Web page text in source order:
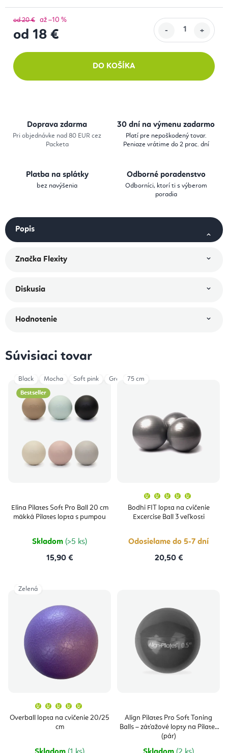
od 20 € až –10 %
od 18 €
DO KOŠÍKA
Doprava zdarma
Pri objednávke nad 80 EUR cez
Packeta
30 dní na výmenu zadarmo
Platí pre nepoškodený tovar.
Peniaze vrátime do 2 prac. dní
Platba na splátky
bez navýšenia
Odborné poradenstvo
Odborníci, ktorí ti s výberom
poradia
Popis
Značka Flexity
Diskusia
Hodnotenie
Súvisiaci tovar
Bestseller
Elina Pilates Soft Pro Ball 20 cm
mäkká Pilates lopta s pumpou
Skladom (>5 ks)
15,90 €
Black Mocha Soft pink Grey Mint Green
Bodhi FIT lopta na cvičenie
Excercise Ball 3 veľkosti
produktu
je
5,0
Odosielame do 5-7 dní
20,50 €
75 cm
Overball lopta na cvičenie 20/25
cm
produktu
je
Zelená
Align Pilates Pro Soft Toning
Balls – záťažové lopty na Pilates
(pár)